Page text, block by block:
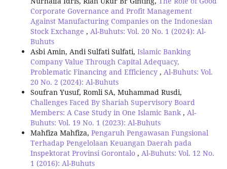
Corporate Governance and Profit Management
Against Manufacturing Companies on the Indonesian
Stock Exchange , Al-Buhuts: Vol. 20 No. 1 (2024): Al-
Buhuts
Asbi Amin, Andi Sulfati Sulfati, Islamic Banking
Company Value Through Capital Adequacy,
Problematic Financing and Efficiency , Al-Buhuts: Vol.
20 No. 2 (2024): Al-Buhuts
Soufran Yusuf, Romli SA, Muhammad Rusdi,
Challenges Faced By Shariah Supervisory Board
Members: A Case Study in One Islamic Bank , Al-
Buhuts: Vol. 19 No. 1 (2023): Al-Buhuts
Mahfiza Mahfiza, Pengaruh Pengawasan Fungsional
Terhadap Pengelolaan Keuangan Daerah pada
Inspektorat Provinsi Gorontalo , Al-Buhuts: Vol. 12 No.
1 (2016): Al-Buhuts